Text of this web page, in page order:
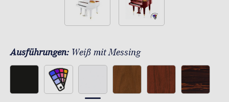
Ausführungen: Weiß mit Messing